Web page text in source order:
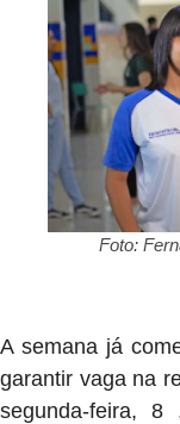
Foto:
A semana já
garantir vaga na
segunda-feira,